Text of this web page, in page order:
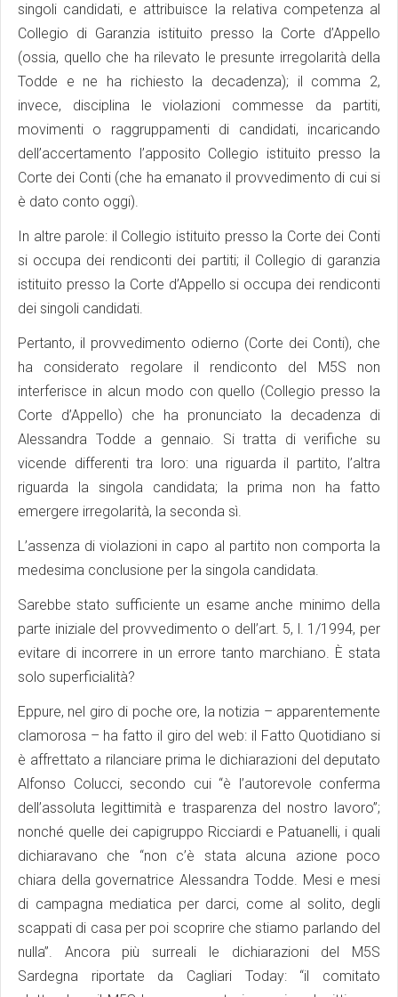
singoli candidati, e attribuisce la relativa competenza al
Collegio di Garanzia istituito presso la Corte d’Appello
(ossia, quello che ha rilevato le presunte irregolarità della
Todde e ne ha richiesto la decadenza); il comma 2,
invece, disciplina le violazioni commesse da partiti,
movimenti o raggruppamenti di candidati, incaricando
dell’accertamento l’apposito Collegio istituito presso la
Corte dei Conti (che ha emanato il provvedimento di cui si
è dato conto oggi).
In altre parole: il Collegio istituito presso la Corte dei Conti
si occupa dei rendiconti dei partiti; il Collegio di garanzia
istituito presso la Corte d’Appello si occupa dei rendiconti
dei singoli candidati.
Pertanto, il provvedimento odierno (Corte dei Conti), che
ha considerato regolare il rendiconto del M5S non
interferisce in alcun modo con quello (Collegio presso la
Corte d’Appello) che ha pronunciato la decadenza di
Alessandra Todde a gennaio. Si tratta di verifiche su
vicende differenti tra loro: una riguarda il partito, l’altra
riguarda la singola candidata; la prima non ha fatto
emergere irregolarità, la seconda sì.
L’assenza di violazioni in capo al partito non comporta la
medesima conclusione per la singola candidata.
Sarebbe stato sufficiente un esame anche minimo della
parte iniziale del provvedimento o dell’art. 5, l. 1/1994, per
evitare di incorrere in un errore tanto marchiano. È stata
solo superficialità?
Eppure, nel giro di poche ore, la notizia – apparentemente
clamorosa – ha fatto il giro del web: il Fatto Quotidiano si
è affrettato a rilanciare prima le dichiarazioni del deputato
Alfonso Colucci, secondo cui “è l’autorevole conferma
dell’assoluta legittimità e trasparenza del nostro lavoro”;
nonché quelle dei capigruppo Ricciardi e Patuanelli, i quali
dichiaravano che “non c’è stata alcuna azione poco
chiara della governatrice Alessandra Todde. Mesi e mesi
di campagna mediatica per darci, come al solito, degli
scappati di casa per poi scoprire che stiamo parlando del
nulla”. Ancora più surreali le dichiarazioni del M5S
Sardegna riportate da Cagliari Today: “il comitato